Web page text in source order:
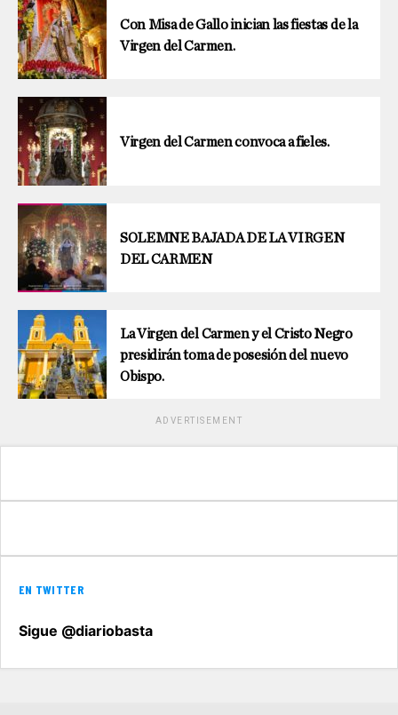
Con Misa de Gallo inician las fiestas de la
Virgen del Carmen.
Virgen del Carmen convoca a fieles.
SOLEMNE BAJADA DE LA VIRGEN
DEL CARMEN
La Virgen del Carmen y el Cristo Negro
presidirán toma de posesión del nuevo
Obispo.
ADVERTISEMENT
EN TWITTER
Sigue @diariobasta